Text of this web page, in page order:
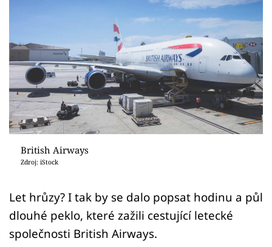
Sex a vztahy
Videa
Sledujte prima+
Přihlášení
Sledujte nás
British Airways
Zdroj: iStock
Let hrůzy? I tak by se dalo popsat hodinu a půl
dlouhé peklo, které zažili cestující letecké
společnosti British Airways.